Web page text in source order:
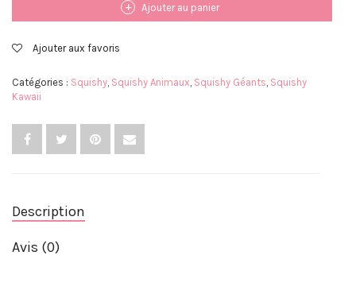
Licorne
Ajouter au panier
Ajouter aux favoris
Catégories : Squishy Squishy Animaux Squishy Géants Squishy
Kawaii
Description
Avis (0)